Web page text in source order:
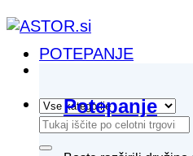
Išči:
POTEPANJE
Potepanje